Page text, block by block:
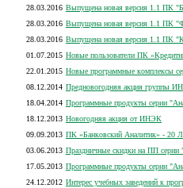
28.03.2016 Выпущена новая версия 1.1 ПК
28.03.2016 Выпущена новая версия 1.1 ПК
28.03.2016 Выпущена новая версия 1.1 ПК
01.07.2015 Новые пользователи ПК
22.01.2015 Новые программные комплексы
08.12.2014 Предновогодняя акция группы
18.04.2014 Программные продукты серии
18.12.2013 Новогодняя акция от ИНЭК
09.09.2013 ПК «Банковский Аналитик» -
03.06.2013 Праздничные скидки на ПП серии
17.05.2013 Программные продукты серии
24.12.2012 Интерес учебных заведений к